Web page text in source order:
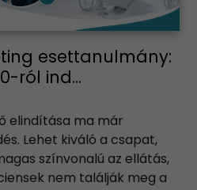
esettanulmány:
ról ind...
elindítása ma már
Lehet kiváló a csapat,
színvonalú az ellátás,
nem találják meg a